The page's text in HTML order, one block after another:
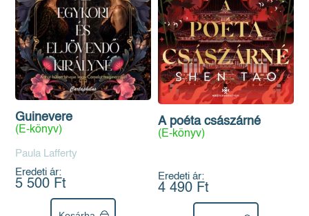
Guinevere
(E-könyv)
Paula Lafferty
Eredeti ár:
5 500 Ft
A poéta császárné
(E-könyv)
Eredeti ár:
4 490 Ft